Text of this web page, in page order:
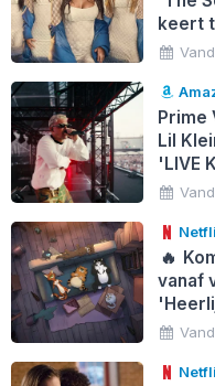
keert
Prime
Lil
'LIVE
🔥
vanaf